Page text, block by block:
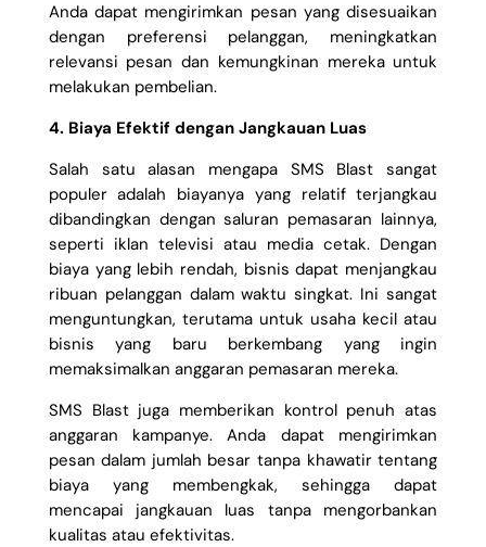
Anda dapat mengirimkan pesan yang disesuaikan
dengan preferensi pelanggan, meningkatkan
relevansi pesan dan kemungkinan mereka untuk
melakukan pembelian.
4. Biaya Efektif dengan Jangkauan Luas
Salah satu alasan mengapa SMS Blast sangat
populer adalah biayanya yang relatif terjangkau
dibandingkan dengan saluran pemasaran lainnya,
seperti iklan televisi atau media cetak. Dengan
biaya yang lebih rendah, bisnis dapat menjangkau
ribuan pelanggan dalam waktu singkat. Ini sangat
menguntungkan, terutama untuk usaha kecil atau
bisnis yang baru berkembang yang ingin
memaksimalkan anggaran pemasaran mereka.
SMS Blast juga memberikan kontrol penuh atas
anggaran kampanye. Anda dapat mengirimkan
pesan dalam jumlah besar tanpa khawatir tentang
biaya yang membengkak, sehingga dapat
mencapai jangkauan luas tanpa mengorbankan
kualitas atau efektivitas.